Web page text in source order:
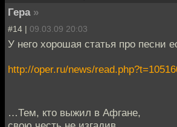
Гера »
#14 | 09.03.09 20:03
У него хорошая статья про песни
http://oper.ru/news/
…Тем, кто выжил в Афгане,